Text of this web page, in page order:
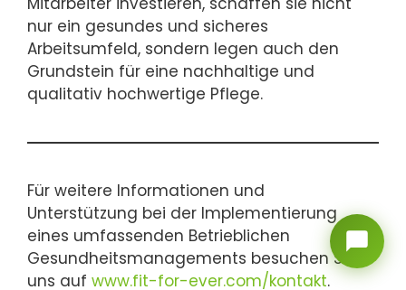
nur ein gesundes und sicheres
Arbeitsumfeld, sondern legen auch den
Grundstein für eine nachhaltige und
qualitativ hochwertige Pflege.
Für weitere Informationen und
Unterstützung bei der Implementierung
eines umfassenden Betrieblichen
Gesundheitsmanagements besuchen Sie
uns auf www.fit-for-ever.com/kontakt.